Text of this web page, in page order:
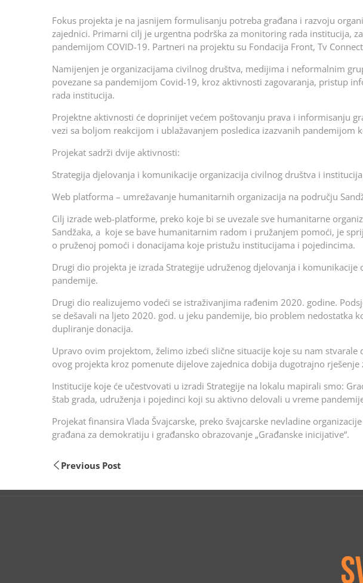
Fokus projekta je na jasnijem formulisanju potreba građana i razvoju
zajednici. Primarni cilj je urgentna podrška za monitoring rada institucija,
pandemijom COVID-19. Partneri na projektu su Fondacija Front, Tv
Namijenjen je organizacijama civilnog društva, medijima i neformalnim
povezane sa pandemijom Covid-19, kroz aktivnosti zagovaranja, pristup
rada institucija.
Projektne aktivnosti će doprinijet većem poštovanju prava i informisanju
vezi sa boljom reakcijom i ublažavanjem posledica izazvanih pandemijom
Projekat sadrži dvije aktivnosti:
Strategija djelovanja i komunikacije organizacija civilnog društva i
Web platforma – umrežavanje humanitarnih organizacija na području
Cilj izrade web-platforme, preko koje bi se uvezale sve humanitarne
Sandžaka, a koje se bave humanitarnim radom i pružanjem pomoći, je
o pruženoj pomoći i donacijama koje pristužu institucijama i pojedincima.
Drugi dio projekta je izrada Strategije udruženog djelovanja i
pandemije.
Drugi dio realizujemo vodeći se istraživanjima rađenim 2020. godine.
se dešavali na ljeto 2020. god. u jeku pandemije, bio problem nedostatka
dupliranje donacija.
Upravo ovim projektom, želimo izbeći slične situacije koje su nam
ovog projekta kroz pomenute dijelove zajednica dobija dugotrajno
Institucije koje će učestvovati u izradi Strategije na lokalu mapirali smo:
štab grada, udruženja i pojedinci koji su aktivno delovali u vreme
Projekat finansira Vlada Švajcarske, preko švajcarske nevladine
građana za demokratiju i građansko obrazovanje „Građanske inicijative“.
Previous Post